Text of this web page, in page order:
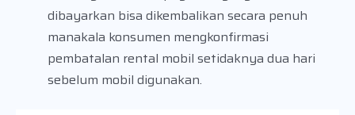
dibayarkan bisa dikembalikan secara penuh
manakala konsumen mengkonfirmasi
pembatalan rental mobil setidaknya dua hari
sebelum mobil digunakan.